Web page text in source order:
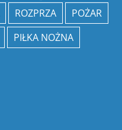
ROZPRZA
POŻAR
PIŁKA NOŻNA